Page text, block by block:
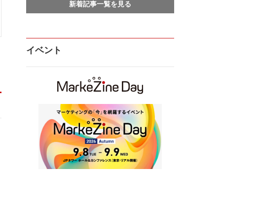
新着記事一覧を見る
イベント